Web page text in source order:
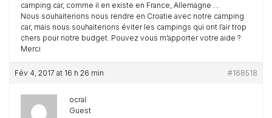
camping car, comme il en existe en France, Allemagne …
Nous souhaiterions nous rendre en Croatie avec notre camping
car, mais nous souhaiterions éviter les campings qui ont l’air trop
chers pour notre budget. Pouvez vous m’apporter votre aide ?
Merci
Fév 4, 2017 at 16 h 26 min #168518
ocral
Guest